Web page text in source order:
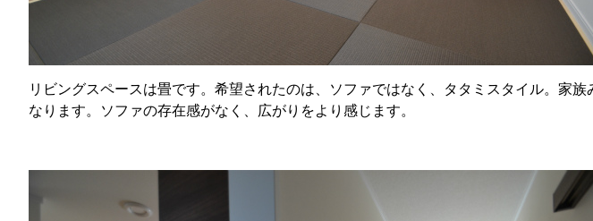
リビングスペースは畳です。希望されたのは、ソファではなく、タタミスタイル。家
なります。ソファの存在感がなく、広がりをより感じます。